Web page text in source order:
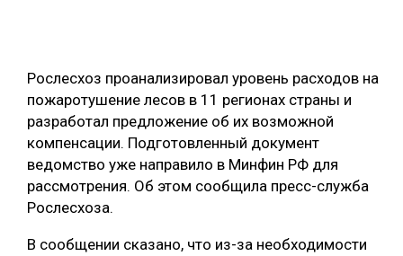
ЛЕСОВОССТАНОВЛЕНИЕ И ЗАЩИТА
ЛОГИСТИКА
ПРОИЗВОДСТВО ДРЕВЕСНЫХ ПЛИТ
ЦБП
ТЕМАТИЧЕСКИЕ ПРОЕКТЫ
ПОДБОРКИ СТАТЕЙ
Рослесхоз проанализировал уровень расходов на
пожаротушение лесов в 11 регионах страны и
разработал предложение об их возможной
компенсации. Подготовленный документ
ведомство уже направило в Минфин РФ для
рассмотрения. Об этом сообщила пресс-служба
Рослесхоза.
В сообщении сказано, что из-за необходимости